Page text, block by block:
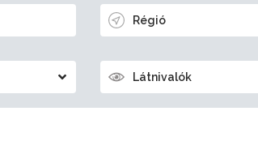
Régió
Látnivalók